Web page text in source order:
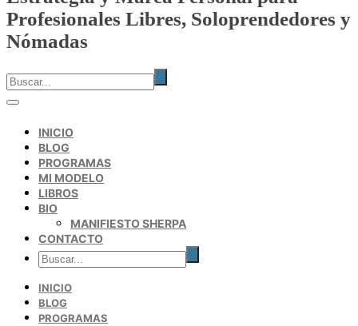
Profesionales Libres, Soloprendedores y
Nómadas
INICIO
BLOG
PROGRAMAS
MI MODELO
LIBROS
BIO
MANIFIESTO SHERPA
CONTACTO
INICIO
BLOG
PROGRAMAS